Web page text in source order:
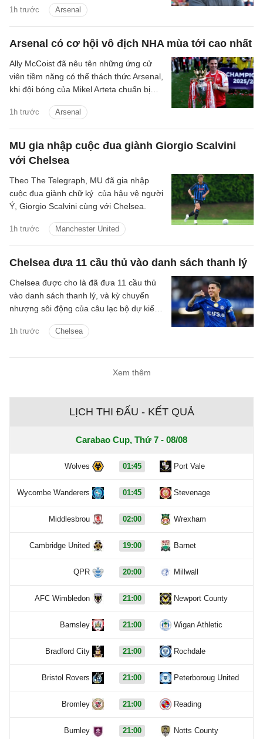
1h trước Arsenal
Junior đang tiến gần hơn tới khả năng
tiếp tục gắn bó với Real Madrid.
Arsenal có cơ hội vô địch NHA mùa tới cao nhất
1h trước Arsenal
Ally McCoist đã nêu tên những ứng cử
viên tiềm năng có thể thách thức Arsenal,
khi đội bóng của Mikel Arteta chuẩn bị
MU gia nhập cuộc đua giành Giorgio Scalvini
với Chelsea
1h trước Manchester United
Theo The Telegraph, MU đã gia nhập
cuộc đua giành chữ ký của hậu vệ người
Ý, Giorgio Scalvini cùng với Chelsea.
Chelsea đưa 11 cầu thủ vào danh sách thanh lý
1h trước Chelsea
Chelsea được cho là đã đưa 11 cầu thủ
vào danh sách thanh lý, và kỳ chuyển
nhượng sôi động của câu lạc bộ dự kiến
Xem thêm
LỊCH THI ĐẤU - KẾT QUẢ
Carabao Cup, Thứ 7 - 08/08
Wolves 01:45 Port Vale
Wycombe Wanderers 01:45 Stevenage
Middlesbrou 02:00 Wrexham
Cambridge United 19:00 Barnet
QPR 20:00 Millwall
AFC Wimbledon 21:00 Newport County
Barnsley 21:00 Wigan Athletic
Bradford City 21:00 Rochdale
Bristol Rovers 21:00 Peterboroug United
Bromley 21:00 Reading
Burnley 21:00 Notts County